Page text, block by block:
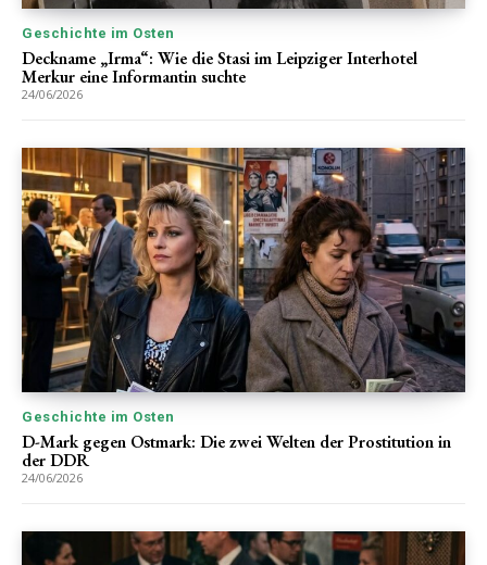
Geschichte im Osten
Deckname „Irma“: Wie die Stasi im Leipziger Interhotel
Merkur eine Informantin suchte
24/06/2026
Geschichte im Osten
D-Mark gegen Ostmark: Die zwei Welten der Prostitution in
der DDR
24/06/2026